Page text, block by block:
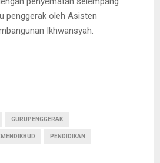
penggerak oleh Asisten
Ikhwansyah.
GURUPENGGERAK
PENDIDIKAN